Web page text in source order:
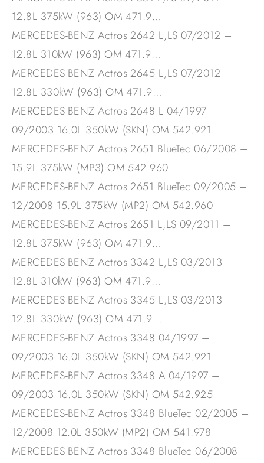
12.8L 375kW (963) OM 471.9…
MERCEDES-BENZ Actros 2642 L,LS 07/2012 –
12.8L 310kW (963) OM 471.9…
MERCEDES-BENZ Actros 2645 L,LS 07/2012 –
12.8L 330kW (963) OM 471.9…
MERCEDES-BENZ Actros 2648 L 04/1997 –
09/2003 16.0L 350kW (SKN) OM 542.921
MERCEDES-BENZ Actros 2651 BlueTec 06/2008 –
15.9L 375kW (MP3) OM 542.960
MERCEDES-BENZ Actros 2651 BlueTec 09/2005 –
12/2008 15.9L 375kW (MP2) OM 542.960
MERCEDES-BENZ Actros 2651 L,LS 09/2011 –
12.8L 375kW (963) OM 471.9…
MERCEDES-BENZ Actros 3342 L,LS 03/2013 –
12.8L 310kW (963) OM 471.9…
MERCEDES-BENZ Actros 3345 L,LS 03/2013 –
12.8L 330kW (963) OM 471.9…
MERCEDES-BENZ Actros 3348 04/1997 –
09/2003 16.0L 350kW (SKN) OM 542.921
MERCEDES-BENZ Actros 3348 A 04/1997 –
09/2003 16.0L 350kW (SKN) OM 542.925
MERCEDES-BENZ Actros 3348 BlueTec 02/2005 –
12/2008 12.0L 350kW (MP2) OM 541.978
MERCEDES-BENZ Actros 3348 BlueTec 06/2008 –